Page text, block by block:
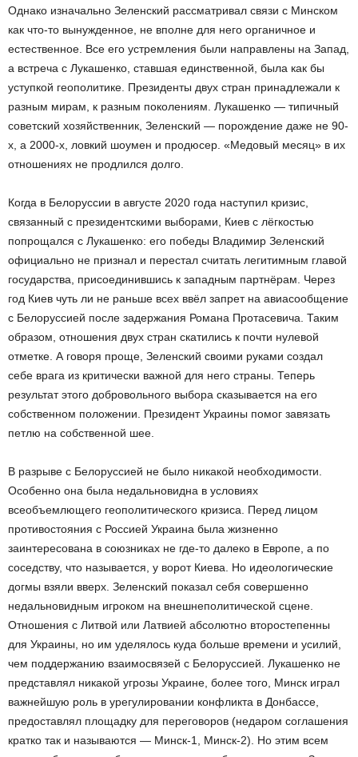
Однако изначально Зеленский рассматривал связи с Минском
как что-то вынужденное, не вполне для него органичное и
естественное. Все его устремления были направлены на Запад,
а встреча с Лукашенко, ставшая единственной, была как бы
уступкой геополитике. Президенты двух стран принадлежали к
разным мирам, к разным поколениям. Лукашенко — типичный
советский хозяйственник, Зеленский — порождение даже не 90-
х, а 2000-х, ловкий шоумен и продюсер. «Медовый месяц» в их
отношениях не продлился долго.
Когда в Белоруссии в августе 2020 года наступил кризис,
связанный с президентскими выборами, Киев с лёгкостью
попрощался с Лукашенко: его победы Владимир Зеленский
официально не признал и перестал считать легитимным главой
государства, присоединившись к западным партнёрам. Через
год Киев чуть ли не раньше всех ввёл запрет на авиасообщение
с Белоруссией после задержания Романа Протасевича. Таким
образом, отношения двух стран скатились к почти нулевой
отметке. А говоря проще, Зеленский своими руками создал
себе врага из критически важной для него страны. Теперь
результат этого добровольного выбора сказывается на его
собственном положении. Президент Украины помог завязать
петлю на собственной шее.
В разрыве с Белоруссией не было никакой необходимости.
Особенно она была недальновидна в условиях
всеобъемлющего геополитического кризиса. Перед лицом
противостояния с Россией Украина была жизненно
заинтересована в союзниках не где-то далеко в Европе, а по
соседству, что называется, у ворот Киева. Но идеологические
догмы взяли вверх. Зеленский показал себя совершенно
недальновидным игроком на внешнеполитической сцене.
Отношения с Литвой или Латвией абсолютно второстепенны
для Украины, но им уделялось куда больше времени и усилий,
чем поддержанию взаимосвязей с Белоруссией. Лукашенко не
представлял никакой угрозы Украине, более того, Минск играл
важнейшую роль в урегулировании конфликта в Донбассе,
предоставлял площадку для переговоров (недаром соглашения
кратко так и называются — Минск-1, Минск-2). Но этим всем